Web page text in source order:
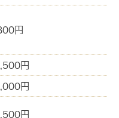
円
円
円
円